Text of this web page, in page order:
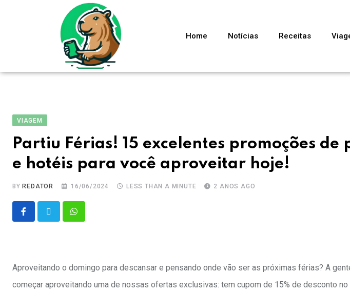
Home Notícias Receitas
VIAGEM
Partiu Férias! 15 excelentes promoções de
e hotéis para você aproveitar hoje!
BY REDATOR 16/06/2024 LESS THAN A MINUTE 2 ANOS AGO
Aproveitando o domingo para descansar e pensando onde vão ser as próximas férias? A
começar aproveitando uma de nossas ofertas exclusivas: tem cupom de 15% de desconto